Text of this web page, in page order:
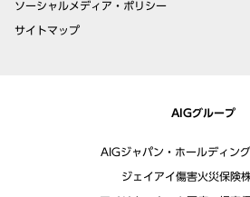
ソーシャルメディア・ポリシー
サイトマップ
AIGグループ
AIGジャパン・ホールディン
ジェイアイ傷害火災保険